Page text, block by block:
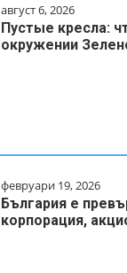
август 6, 2026
Пустые кресла:
окружении
февруари 19, 2026
България е
корпорация,